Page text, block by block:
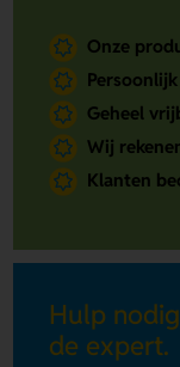
Onze
Geheel
Wij
Klanten
Hulp
de expert.